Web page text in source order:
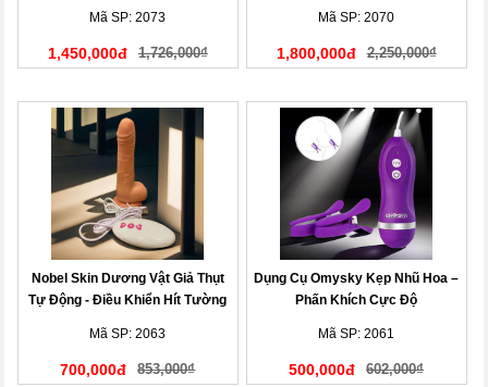
Mã SP: 2073
1,450,000đ 1,726,000₫
Mã SP: 2070
1,800,000đ 2,250,000₫
Nobel Skin Dương Vật Giả Thụt
Tự Động - Điều Khiển Hít Tường
Mã SP: 2063
700,000đ 853,000₫
Dụng Cụ Omysky Kẹp Nhũ Hoa –
Phấn Khích Cực Độ
Mã SP: 2061
500,000đ 602,000₫